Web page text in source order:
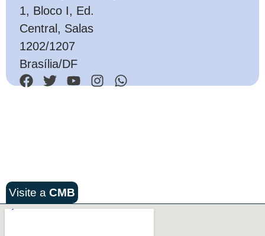
1, Bloco I, Ed.
Central, Salas
1202/1207
Brasília/DF
Visite a CMB